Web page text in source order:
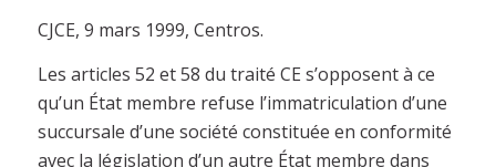
CJCE, 9 mars 1999, Centros.
Les articles 52 et 58 du traité CE s’opposent à ce
qu’un État membre refuse l’immatriculation d’une
succursale d’une société constituée en conformité
avec la législation d’un autre État membre dans